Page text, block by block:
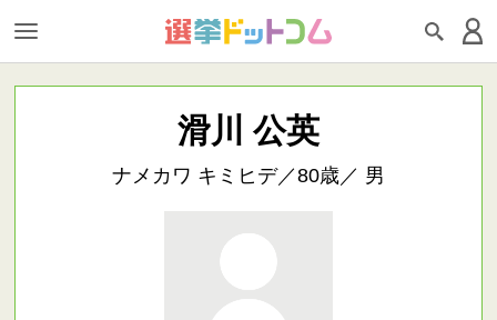
滑川 公英
ナメカワ キミヒデ／80歳／ 男